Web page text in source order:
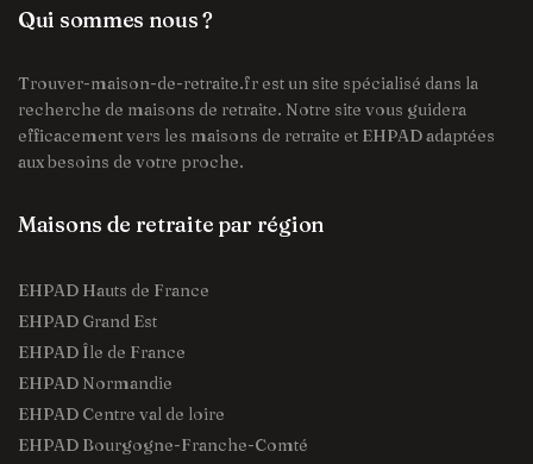
Qui sommes nous ?
Trouver-maison-de-retraite.fr est un site spécialisé dans la
recherche de maisons de retraite. Notre site vous guidera
efficacement vers les maisons de retraite et EHPAD adaptées
aux besoins de votre proche.
Maisons de retraite par région
EHPAD Hauts de France
EHPAD Grand Est
EHPAD Île de France
EHPAD Normandie
EHPAD Centre val de loire
EHPAD Bourgogne-Franche-Comté